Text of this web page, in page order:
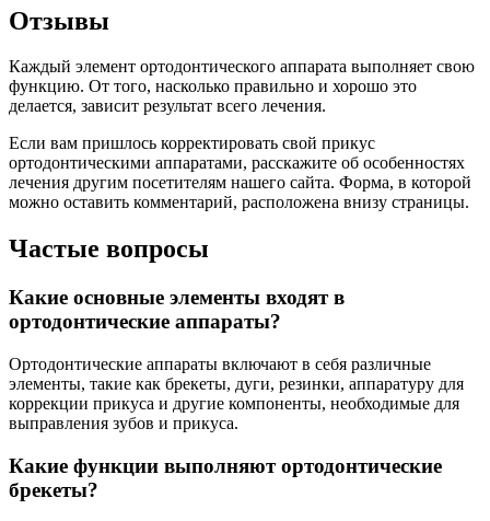
Отзывы
Каждый элемент ортодонтического аппарата выполняет свою
функцию. От того, насколько правильно и хорошо это
делается, зависит результат всего лечения.
Если вам пришлось корректировать свой прикус
ортодонтическими аппаратами, расскажите об особенностях
лечения другим посетителям нашего сайта. Форма, в которой
можно оставить комментарий, расположена внизу страницы.
Частые вопросы
Какие основные элементы входят в
ортодонтические аппараты?
Ортодонтические аппараты включают в себя различные
элементы, такие как брекеты, дуги, резинки, аппаратуру для
коррекции прикуса и другие компоненты, необходимые для
выправления зубов и прикуса.
Какие функции выполняют ортодонтические
брекеты?